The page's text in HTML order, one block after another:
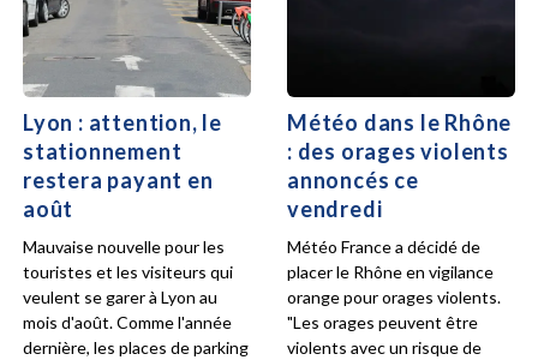
Lyon : attention, le
stationnement
restera payant en
août
Mauvaise nouvelle pour les
touristes et les visiteurs qui
veulent se garer à Lyon au
mois d'août. Comme l'année
dernière, les places de parking
Météo dans le Rhône
: des orages violents
annoncés ce
vendredi
Météo France a décidé de
placer le Rhône en vigilance
orange pour orages violents.
"Les orages peuvent être
violents avec un risque de